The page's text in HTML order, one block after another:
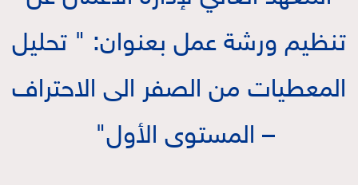
تنظيم ورشة عمل بعنوان: " تحليل
المعطيات من الصفر الى الاحتراف
– المستوى الأول"